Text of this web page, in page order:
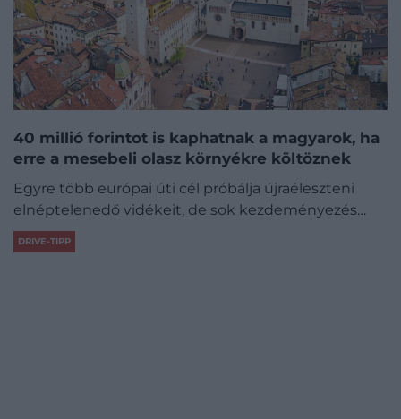
40 millió forintot is kaphatnak a magyarok, ha
erre a mesebeli olasz környékre költöznek
Egyre több európai úti cél próbálja újraéleszteni
elnéptelenedő vidékeit, de sok kezdeményezés…
DRIVE-TIPP